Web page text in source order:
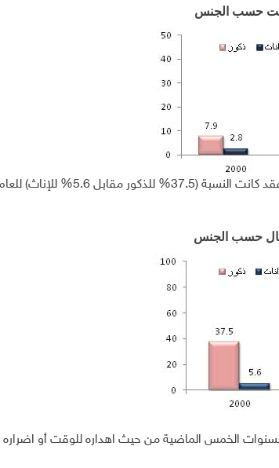
حسب الجنس
حسب الجنس
الخمس الماضية من حيث اهداره للوقت أو